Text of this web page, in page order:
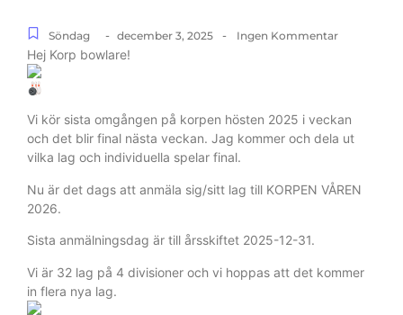
Söndag - december 3, 2025 - Ingen Kommentar
Hej Korp bowlare!
Vi kör sista omgången på korpen hösten 2025 i veckan
och det blir final nästa veckan. Jag kommer och dela ut
vilka lag och individuella spelar final.
Nu är det dags att anmäla sig/sitt lag till KORPEN VÅREN
2026.
Sista anmälningsdag är till årsskiftet 2025-12-31.
Vi är 32 lag på 4 divisioner och vi hoppas att det kommer
in flera nya lag.